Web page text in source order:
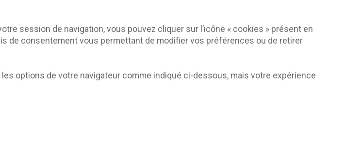
session de navigation, vous pouvez cliquer sur l’icône « cookies » présent en
de consentement vous permettant de modifier vos préférences ou de retirer
options de votre navigateur comme indiqué ci-dessous, mais votre expérience